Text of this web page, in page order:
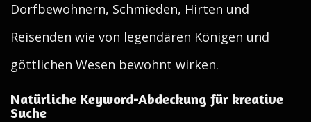
Dorfbewohnern, Schmieden, Hirten und
Reisenden wie von legendären Königen und
göttlichen Wesen bewohnt wirken.
Natürliche Keyword-Abdeckung für kreative
Suche